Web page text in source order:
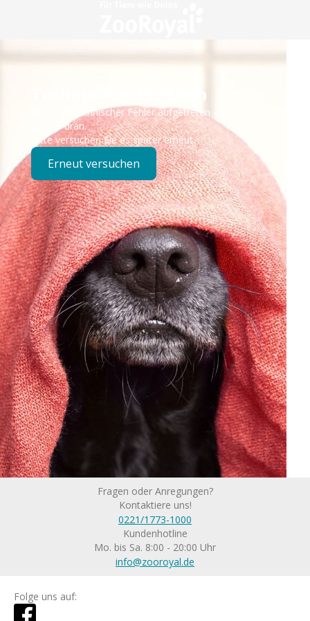
Technisches Problem
Es ist ein technischer Fehler aufgetreten – wir sind
bereits dran.
Bitte versuchen Sie es später erneut.
Erneut versuchen
Fragen oder Anregungen?
Kontaktiere uns!
0221/1773-1000
Kundenhotline
Mo. bis Sa. 8:00 - 20:00 Uhr
info@zooroyal.de
Folge uns auf: